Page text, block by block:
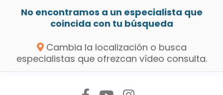
No encontramos a un especialista que
coincida con tu búsqueda
Cambia la localización o busca
especialistas que ofrezcan vídeo consulta.